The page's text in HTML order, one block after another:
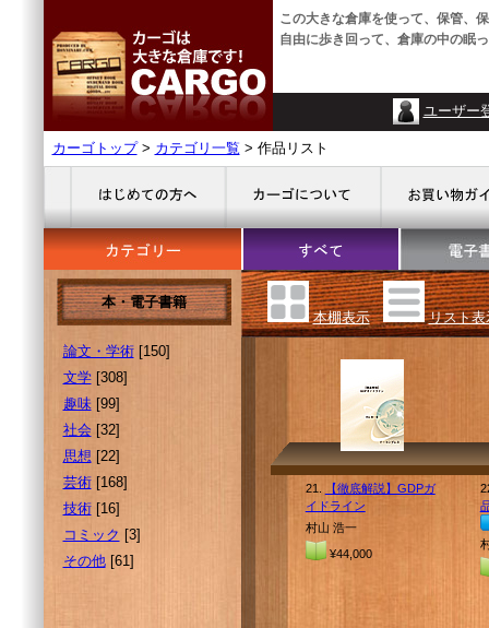
この大きな倉庫を使って、保管、
自由に歩き回って、倉庫の中の眠
ユーザー
カーゴトップ> カテゴリ一覧 > 作品リスト
本・電子書籍
論文・学術[150]
文学[308]
趣味[99]
社会[32]
思想 [22]
芸術[168]
技術[16]
コミック [3]
その他[61]
本棚表示 リスト表
21.
【徹底解説】GDPガ
イドライン
村山 浩一
¥44,000